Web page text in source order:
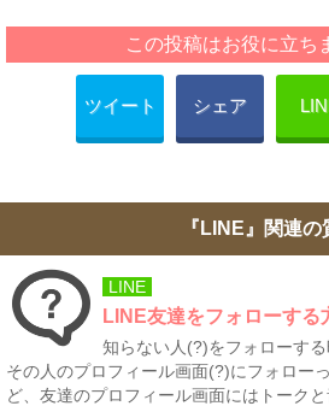
この投稿はお役に立ち
ツイート シェア
『LINE』関連の
LINE
LINE友達をフォローする
知らない人(?)をフォローす
その人のプロフィール画面(?)にフォロー
ど、友達のプロフィール画面にはトーク